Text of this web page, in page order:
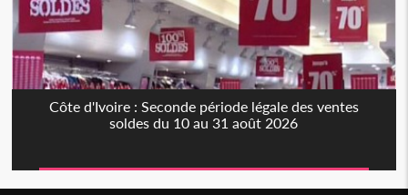
Côte d'Ivoire : Seconde période légale des ventes
soldes du 10 au 31 août 2026